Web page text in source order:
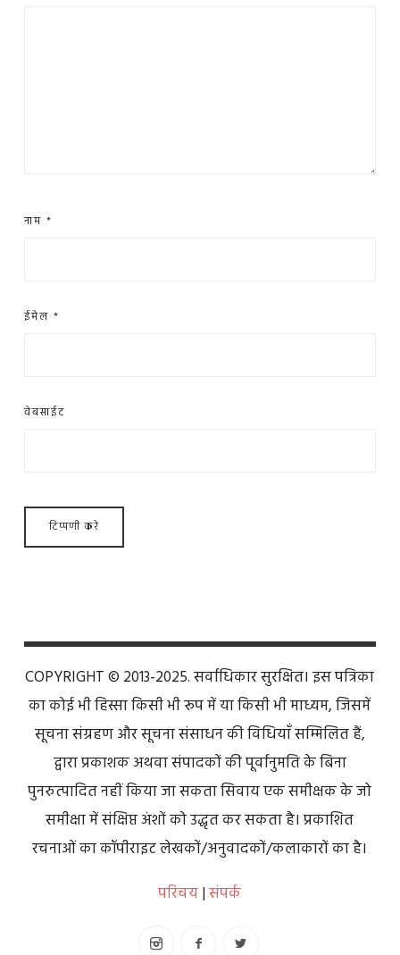
नाम *
ईमेल *
वेबसाईट
COPYRIGHT © 2013-2025. सर्वाधिकार सुरक्षित। इस पत्रिका
का कोई भी हिस्सा किसी भी रूप में या किसी भी माध्यम, जिसमें
सूचना संग्रहण और सूचना संसाधन की विधियाँ सम्मिलित हैं,
द्वारा प्रकाशक अथवा संपादकों की पूर्वानुमति के बिना
पुनरुत्पादित नहीं किया जा सकता सिवाय एक समीक्षक के जो
समीक्षा में संक्षिप्त अंशों को उद्धृत कर सकता है। प्रकाशित
रचनाओं का कॉपीराइट लेखकों/अनुवादकों/कलाकारों का है।
परिचय|संपर्क